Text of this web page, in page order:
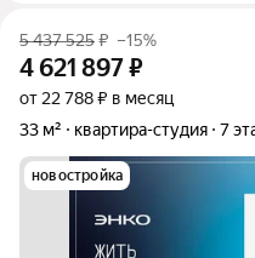
5 437 525₽ –15%
4 621 897₽
от 22 788 ₽ в месяц
33 м²
квартира-студия 7
новостройка